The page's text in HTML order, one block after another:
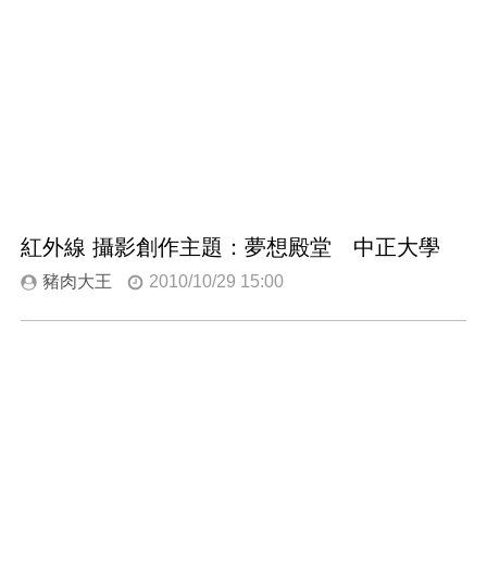
紅外線 攝影創作主題：夢想殿堂 中正大學
豬肉大王 2010/10/29 15:00